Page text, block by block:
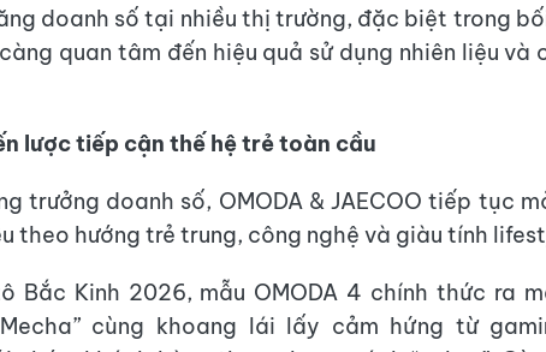
doanh số tại nhiều thị trường, đặc biệt trong
quan tâm đến hiệu quả sử dụng nhiên liệu và
lược tiếp cận thế hệ trẻ toàn cầu
trưởng doanh số, OMODA & JAECOO tiếp tục
theo hướng trẻ trung, công nghệ và giàu tính
Bắc Kinh 2026, mẫu OMODA 4 chính thức ra
cùng khoang lái lấy cảm hứng từ